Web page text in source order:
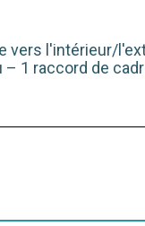
vers l'intérieur/
1 raccord de